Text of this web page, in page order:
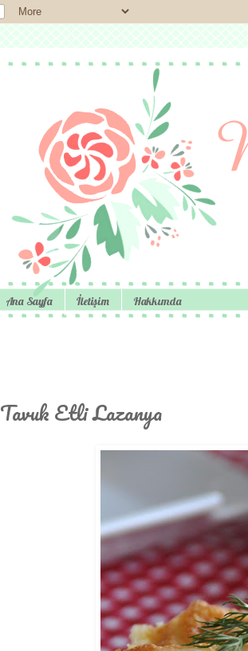
Ana Sayfa İletişim Hakkımda
Tavuk Etli Lazanya